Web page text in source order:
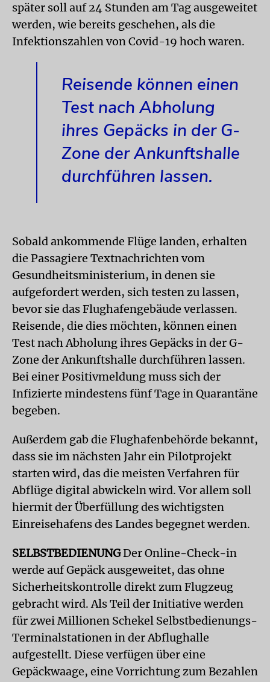
später soll auf 24 Stunden am Tag ausgeweitet
werden, wie bereits geschehen, als die
Infektionszahlen von Covid-19 hoch waren.
Reisende können einen
Test nach Abholung
ihres Gepäcks in der G-
Zone der Ankunftshalle
durchführen lassen.
Sobald ankommende Flüge landen, erhalten
die Passagiere Textnachrichten vom
Gesundheitsministerium, in denen sie
aufgefordert werden, sich testen zu lassen,
bevor sie das Flughafengebäude verlassen.
Reisende, die dies möchten, können einen
Test nach Abholung ihres Gepäcks in der G-
Zone der Ankunftshalle durchführen lassen.
Bei einer Positivmeldung muss sich der
Infizierte mindestens fünf Tage in Quarantäne
begeben.
Außerdem gab die Flughafenbehörde bekannt,
dass sie im nächsten Jahr ein Pilotprojekt
starten wird, das die meisten Verfahren für
Abflüge digital abwickeln wird. Vor allem soll
hiermit der Überfüllung des wichtigsten
Einreisehafens des Landes begegnet werden.
SELBSTBEDIENUNGDer Online-Check-in
werde auf Gepäck ausgeweitet, das ohne
Sicherheitskontrolle direkt zum Flugzeug
gebracht wird. Als Teil der Initiative werden
für zwei Millionen Schekel Selbstbedienungs-
Terminalstationen in der Abflughalle
aufgestellt. Diese verfügen über eine
Gepäckwaage, eine Vorrichtung zum Bezahlen